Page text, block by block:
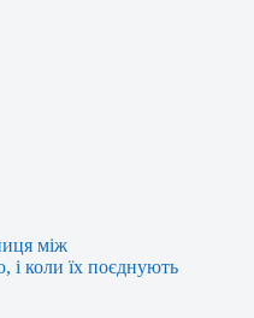
між
і коли їх поєднують